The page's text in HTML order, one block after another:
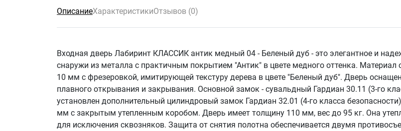
ОписаниеХарактеристикиОтзывов (0)
Входная дверь Лабиринт КЛАССИК антик медный 04 - Беленый дуб - это элегантное и
снаружи из металла с практичным покрытием "Антик" в цвете медного оттенка. Материал
10 мм с фрезеровкой, имитирующей текстуру дерева в цвете "Беленый дуб". Дверь
плавного открывания и закрывания. Основной замок - сувальдный Гардиан 30.11 (3-го
установлен дополнительный цилиндровый замок Гардиан 32.01 (4-го класса
мм с закрытым утепленным коробом. Дверь имеет толщину 110 мм, вес до 95 кг. Она
для исключения сквозняков. Защита от снятия полотна обеспечивается двумя